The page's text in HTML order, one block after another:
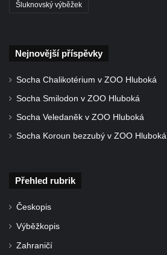
Malé varhany ve Šluknově
Vyhlídka Lipka u Horního Prysku
Šluknovský výběžek
Nejnovější příspěvky
Socha Chalikotérium v ZOO Hluboká
Socha Smilodon v ZOO Hluboká
Socha Veledaněk v ZOO Hluboká
Socha Koroun bezzubý v ZOO Hluboká
Přehled rubrik
Českopis
Výběžkopis
Zahraničí